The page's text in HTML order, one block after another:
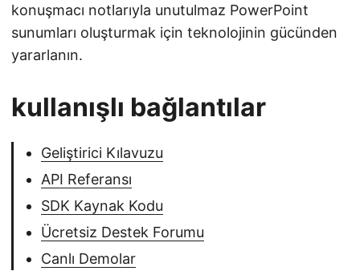
konuşmacı notlarıyla unutulmaz PowerPoint
sunumları oluşturmak için teknolojinin gücünden
yararlanın.
kullanışlı bağlantılar
Geliştirici Kılavuzu
API Referansı
SDK Kaynak Kodu
Ücretsiz Destek Forumu
Canlı Demolar